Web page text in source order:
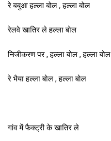
रे बबुआ हल्ला बोल , हल्ला बोल
रेलवे खातिर ले हल्ला बोल
निजीकरण पर , हल्ला बोल , हल्ला बोल
रे भैया हल्ला बोल , हल्ला बोल
गांव में फैक्ट्री के खातिर ले